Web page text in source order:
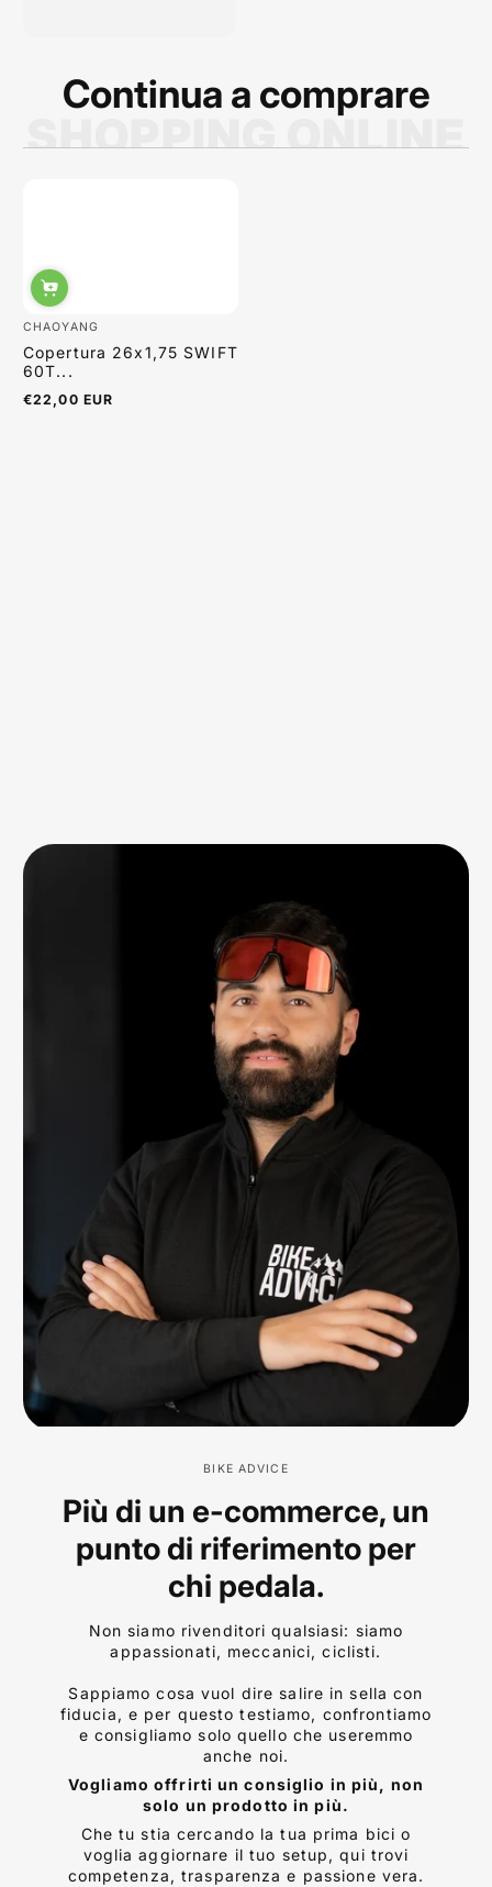
Continua a comprare
SHOPPING ONLINE
CHAOYANG
Copertura 26x1,75 SWIFT
60T...
Prezzo
€22,00 EUR
BIKE ADVICE
Più di un e-commerce, un
punto di riferimento per
chi pedala.
Non siamo rivenditori qualsiasi: siamo
appassionati, meccanici, ciclisti.
Sappiamo cosa vuol dire salire in sella con
fiducia, e per questo testiamo, confrontiamo
e consigliamo solo quello che useremmo
anche noi.
Vogliamo offrirti un consiglio in più, non
solo un prodotto in più.
Che tu stia cercando la tua prima bici o
voglia aggiornare il tuo setup, qui trovi
competenza, trasparenza e passione vera.